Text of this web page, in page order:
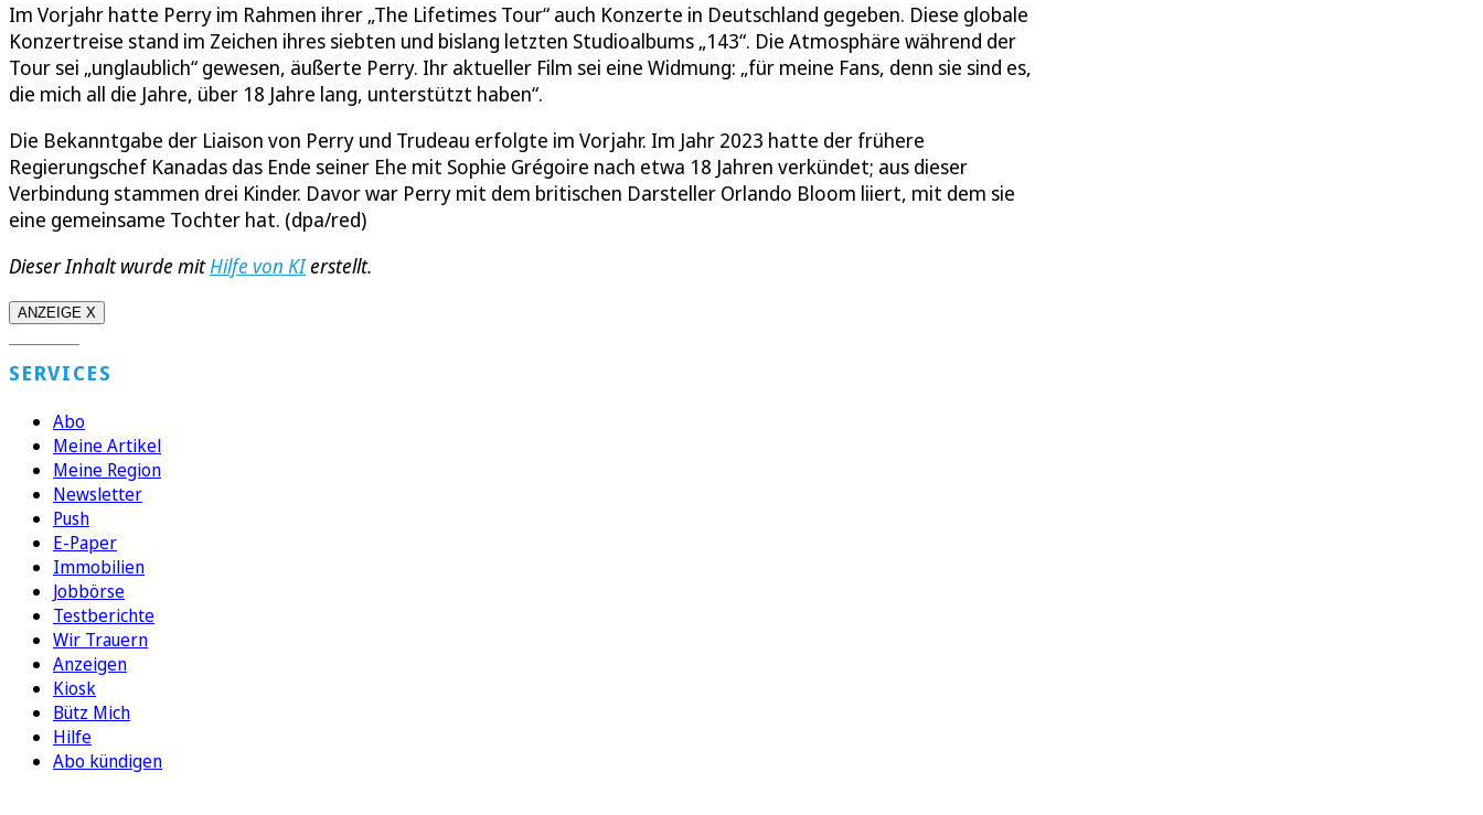
Im Vorjahr hatte Perry im Rahmen ihrer „The Lifetimes Tour“ auch Konzerte in Deutschland gegeben. Diese globale
Konzertreise stand im Zeichen ihres siebten und bislang letzten Studioalbums „143“. Die Atmosphäre während der
Tour sei „unglaublich“ gewesen, äußerte Perry. Ihr aktueller Film sei eine Widmung: „für meine Fans, denn sie sind es,
die mich all die Jahre, über 18 Jahre lang, unterstützt haben“.
Die Bekanntgabe der Liaison von Perry und Trudeau erfolgte im Vorjahr. Im Jahr 2023 hatte der frühere
Regierungschef Kanadas das Ende seiner Ehe mit Sophie Grégoire nach etwa 18 Jahren verkündet; aus dieser
Verbindung stammen drei Kinder. Davor war Perry mit dem britischen Darsteller Orlando Bloom liiert, mit dem sie
eine gemeinsame Tochter hat. (dpa/red)
Dieser Inhalt wurde mitHilfe von KIerstellt.
ANZEIGE X
SERVICES
Abo
Meine Artikel
Meine Region
Newsletter
Push
E-Paper
Immobilien
Jobbörse
Testberichte
Wir Trauern
Anzeigen
Kiosk
Bütz Mich
Hilfe
Abo kündigen